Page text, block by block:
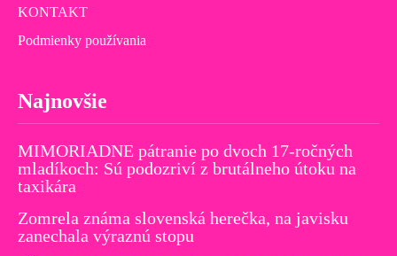
KONTAKT
Podmienky používania
Najnovšie
MIMORIADNE pátranie po dvoch 17-ročných
mladíkoch: Sú podozriví z brutálneho útoku na
taxikára
Zomrela známa slovenská herečka, na javisku
zanechala výraznú stopu